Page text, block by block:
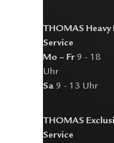
THOMAS
Service
Mo – Fr9 - 18
Uhr
Sa 9 - 13 Uhr
THOMAS
Service